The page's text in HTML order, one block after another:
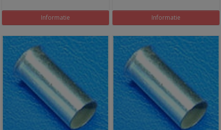
Informatie Informatie